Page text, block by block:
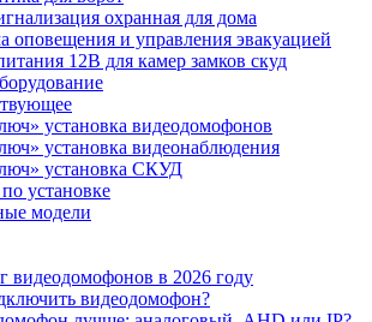
охранная для дома
оповещения и управления эвакуацией
12В для камер замков скуд
установка видеодомофонов
установка видеонаблюдения
установка СКУД
установке
модели
видеодомофонов в 2026 году
видеодомофон?